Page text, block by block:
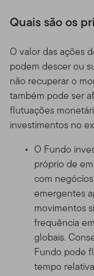
Quais são os
O valor das ações
podem descer ou
não recuperar o
também pode ser
flutuações
investimentos no
O Fundo
próprio de
com
emergentes
movimentos
frequência
globais.
Fundo pode
tempo